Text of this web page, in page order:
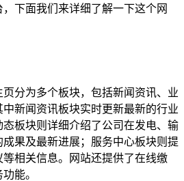
下面我们来详细了解一下这个网
分为多个板块，包括新闻资讯、业
新闻资讯板块实时更新最新的行业
板块则详细介绍了公司在发电、输
果及最新进展；服务中心板块则提
相关信息。网站还提供了在线缴
能。